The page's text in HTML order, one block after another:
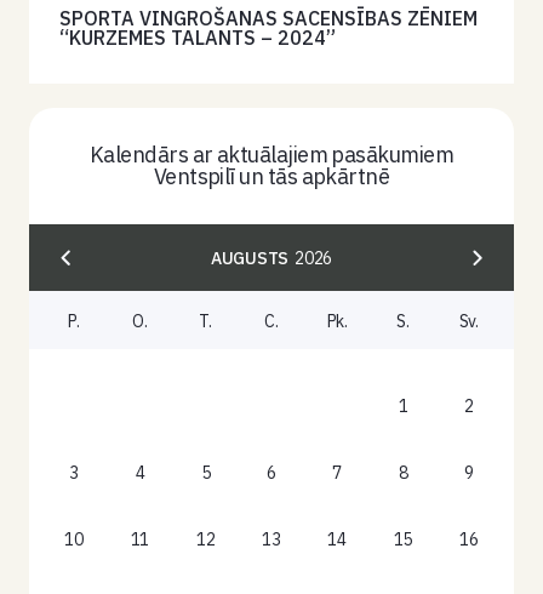
SPORTA VINGROŠANAS SACENSĪBAS ZĒNIEM
“KURZEMES TALANTS – 2024”
Kalendārs ar aktuālajiem pasākumiem
Ventspilī un tās apkārtnē
AUGUSTS 2026
P. O. T. C. Pk. S. Sv.
1 2
3 4 5 6 7 8 9
10 11 12 13 14 15 16